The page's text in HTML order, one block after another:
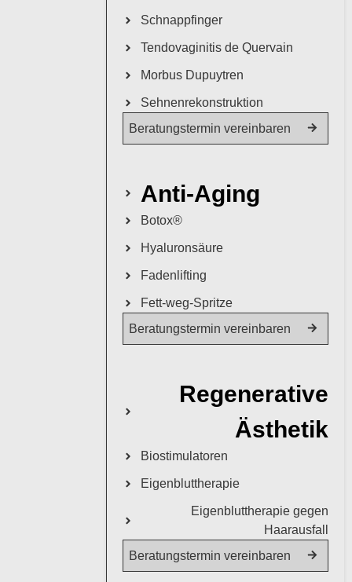
Schnappfinger
Tendovaginitis de Quervain
Morbus Dupuytren
Sehnenrekonstruktion
Beratungstermin vereinbaren
Anti-Aging
Botox®
Hyaluronsäure
Fadenlifting
Fett-weg-Spritze
Beratungstermin vereinbaren
Regenerative
Ästhetik
Biostimulatoren
Eigenbluttherapie
Eigenbluttherapie gegen
Haarausfall
Beratungstermin vereinbaren